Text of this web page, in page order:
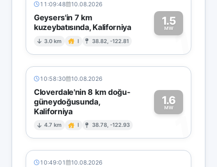
11:09:48 10.08.2026
Geysers'in 7 km
kuzeybatısında, Kaliforniya
3.0 km I 38.82, -122.81
1.5
MW1
10:58:30 10.08.2026
Cloverdale'nin 8 km doğu-
güneydoğusunda,
Kaliforniya
4.7 km I 38.78, -122.93
1.6
MW
1
10:49:01 10.08.2026